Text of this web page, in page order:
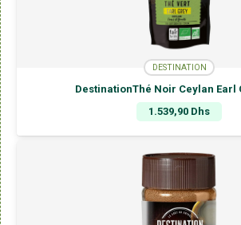
DESTINATION
DestinationThé Noir Ceylan Earl
1.539,90 Dhs